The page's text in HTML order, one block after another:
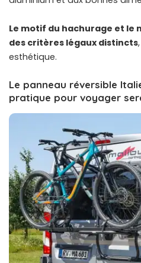
Le motif du hachurage et le
des critères légaux distincts
esthétique.
Le panneau réversible
pratique pour voyager